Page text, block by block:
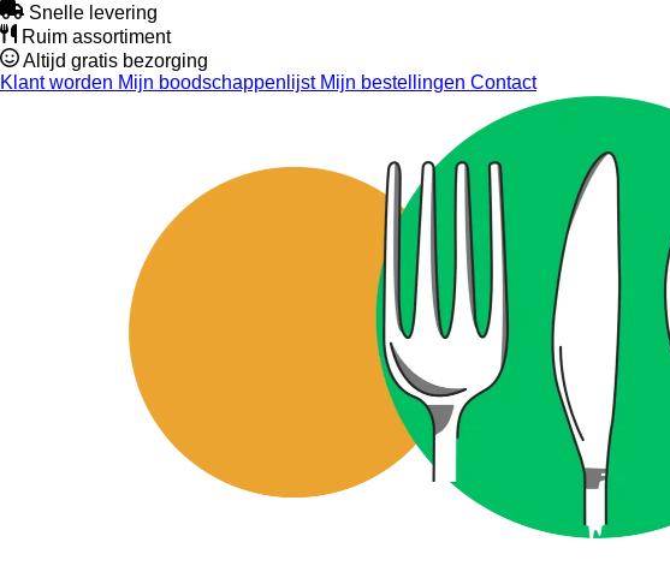
Snelle levering
Ruim assortiment
Altijd gratis bezorging
Klant worden Mijn boodschappenlijstMijn bestellingen Contact